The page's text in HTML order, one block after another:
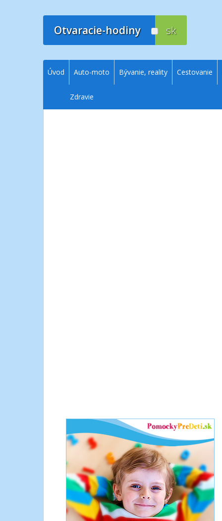
Otvaracie-hodiny sk
Úvod Auto-moto Bývanie, reality Cestovanie
Zdravie